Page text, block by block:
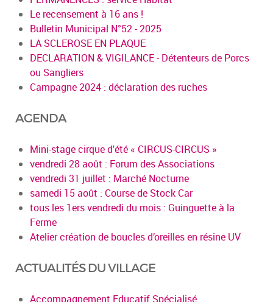
Le recensement à 16 ans !
Bulletin Municipal N°52 - 2025
LA SCLEROSE EN PLAQUE
DECLARATION & VIGILANCE - Détenteurs de Porcs
ou Sangliers
Campagne 2024 : déclaration des ruches
AGENDA
Mini-stage cirque d'été « CIRCUS-CIRCUS »
vendredi 28 août : Forum des Associations
vendredi 31 juillet : Marché Nocturne
samedi 15 août : Course de Stock Car
tous les 1ers vendredi du mois : Guinguette à la
Ferme
Atelier création de boucles d’oreilles en résine UV
ACTUALITÉS DU VILLAGE
Accompagnement Educatif Spécialisé